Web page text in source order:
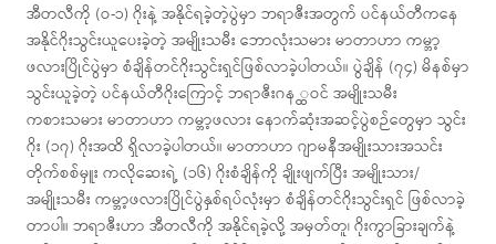
အီတလီကို (ဝ-၁) ဂိုးနဲ့ အနိုင်ရခဲ့တဲ့ပွဲမှာ ဘရာဇီးအတွက် ပင်နယ်တီကနေ
အနိုင်ဂိုးသွင်းယူပေးခဲ့တဲ့ အမျိုးသမီး ဘောလုံးသမား မာတာဟာ ကမ္ဘာ့
ဖလားပြိုင်ပွဲမှာ စံချိန်တင်ဂိုးသွင်းရှင်ဖြစ်လာခဲ့ပါတယ်။ ပွဲချိန် (၇၄) မိနစ်မှာ
သွင်းယူခဲ့တဲ့ ပင်နယ်တီဂိုးကြောင့် ဘရာဇီးဂန ္ထဝင် အမျိုးသမီး
ကစားသမား မာတာဟာ ကမ္ဘာ့ဖလား နောက်ဆုံးအဆင့်ပွဲစဉ်တွေမှာ သွင်း
ဂိုး (၁၇) ဂိုးအထိ ရှိလာခဲ့ပါတယ်။ မာတာဟာ ဂျာမနီအမျိုးသားအသင်း
တိုက်စစ်မှူး ကလိုဆေးရဲ့ (၁၆) ဂိုးစံချိန်ကို ချိုးဖျက်ပြီး အမျိုးသား/
အမျိုးသမီး ကမ္ဘာ့ဖလားပြိုင်ပွဲနှစ်ရပ်လုံးမှာ စံချိန်တင်ဂိုးသွင်းရှင် ဖြစ်လာခဲ့
တာပါ။ ဘရာဇီးဟာ အီတလီကို အနိုင်ရခဲ့လို့ အမှတ်တူ၊ ဂိုးကွာခြားချက်နဲ့